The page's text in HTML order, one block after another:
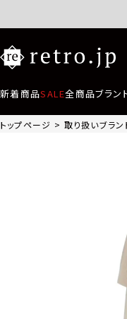
新着商品SALE全商品ブラン
トップページ 取り扱いブラン